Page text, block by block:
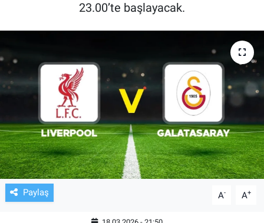
23.00’te başlayacak.
Paylaş A- A+
TV VE SİNEMA
BASKETBOL
SAĞLIK
GENEL
KÜLTÜR SANAT